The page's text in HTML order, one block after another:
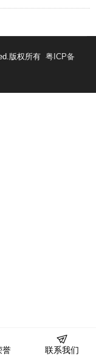
版权所有 粤ICP备
誉 联系我们